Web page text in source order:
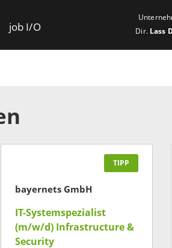
job I/O
Dir. Lass
TIPP
bayernets GmbH
IT-Systemspezialist
(m/w/d) Infrastructure &
Security